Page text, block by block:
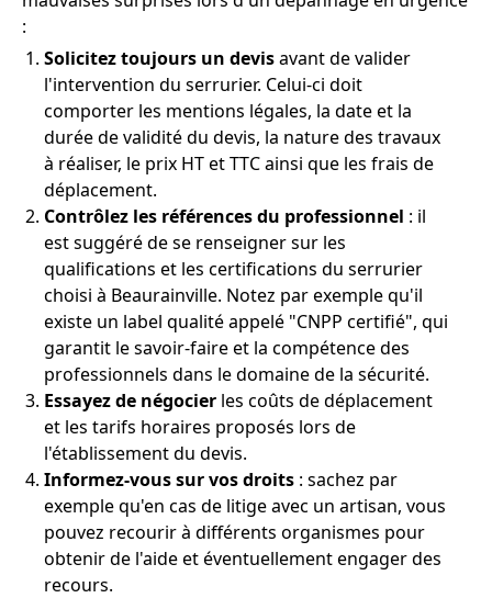
:
Solicitez toujours un devisavant de valider
l'intervention du serrurier. Celui-ci doit
comporter les mentions légales, la date et la
durée de validité du devis, la nature des travaux
à réaliser, le prix HT et TTC ainsi que les frais de
déplacement.
Contrôlez les références du professionnel : il
est suggéré de se renseigner sur les
qualifications et les certifications du serrurier
choisi à Beaurainville. Notez par exemple qu'il
existe un label qualité appelé "CNPP certifié", qui
garantit le savoir-faire et la compétence des
professionnels dans le domaine de la sécurité.
Essayez de négocier les coûts de déplacement
et les tarifs horaires proposés lors de
l'établissement du devis.
Informez-vous sur vos droits : sachez par
exemple qu'en cas de litige avec un artisan, vous
pouvez recourir à différents organismes pour
obtenir de l'aide et éventuellement engager des
recours.